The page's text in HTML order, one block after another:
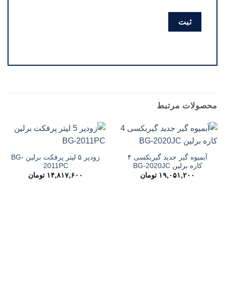
محصولات مرتبط
آبمیوه گیر جدید گیربکسی ۴
کاره برلین BG-2020JC
۱۹,۰۵۱,۲۰۰ تومان
زودپر ۵ لیتر پرفکت برلین BG-
2011PC
۱۴,۸۱۷,۶۰۰ تومان